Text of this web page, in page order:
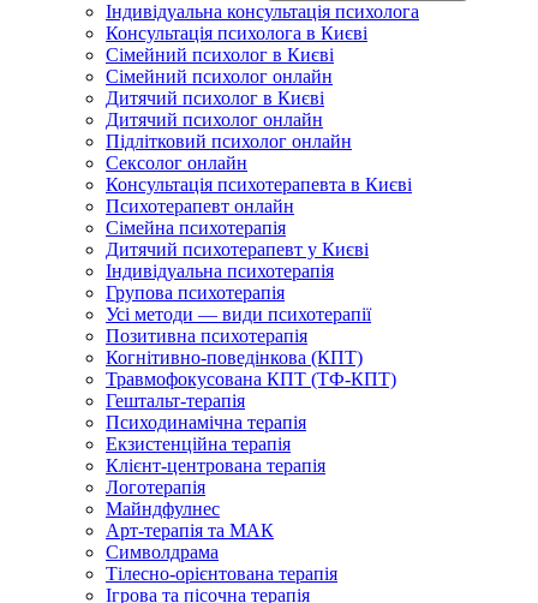
Індивідуальна консультація психолога
Консультація психолога в Києві
Сімейний психолог в Києві
Сімейний психолог онлайн
Дитячий психолог в Києві
Дитячий психолог онлайн
Підлітковий психолог онлайн
Сексолог онлайн
Консультація психотерапевта в Києві
Психотерапевт онлайн
Сімейна психотерапія
Дитячий психотерапевт у Києві
Індивідуальна психотерапія
Групова психотерапія
Усі методи — види психотерапії
Позитивна психотерапія
Когнітивно-поведінкова (КПТ)
Травмофокусована КПТ (ТФ-КПТ)
Гештальт-терапія
Психодинамічна терапія
Екзистенційна терапія
Клієнт-центрована терапія
Логотерапія
Майндфулнес
Арт-терапія та МАК
Символдрама
Тілесно-орієнтована терапія
Ігрова та пісочна терапія